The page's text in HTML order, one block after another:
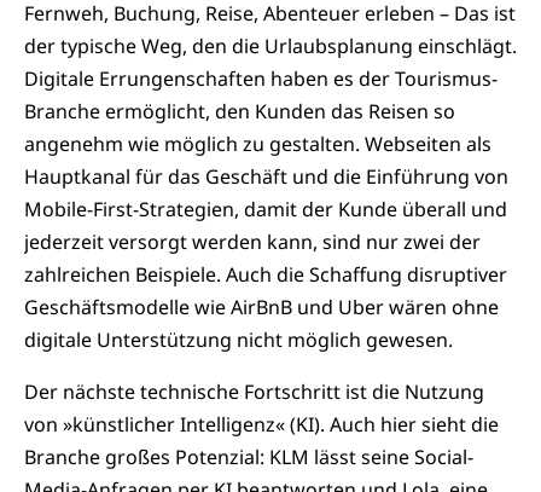
Fernweh, Buchung, Reise, Abenteuer erleben – Das ist
der typische Weg, den die Urlaubsplanung einschlägt.
Digitale Errungenschaften haben es der Tourismus-
Branche ermöglicht, den Kunden das Reisen so
angenehm wie möglich zu gestalten. Webseiten als
Hauptkanal für das Geschäft und die Einführung von
Mobile-First-Strategien, damit der Kunde überall und
jederzeit versorgt werden kann, sind nur zwei der
zahlreichen Beispiele. Auch die Schaffung disruptiver
Geschäftsmodelle wie AirBnB und Uber wären ohne
digitale Unterstützung nicht möglich gewesen.
Der nächste technische Fortschritt ist die Nutzung
von »künstlicher Intelligenz« (KI). Auch hier sieht die
Branche großes Potenzial: KLM lässt seine Social-